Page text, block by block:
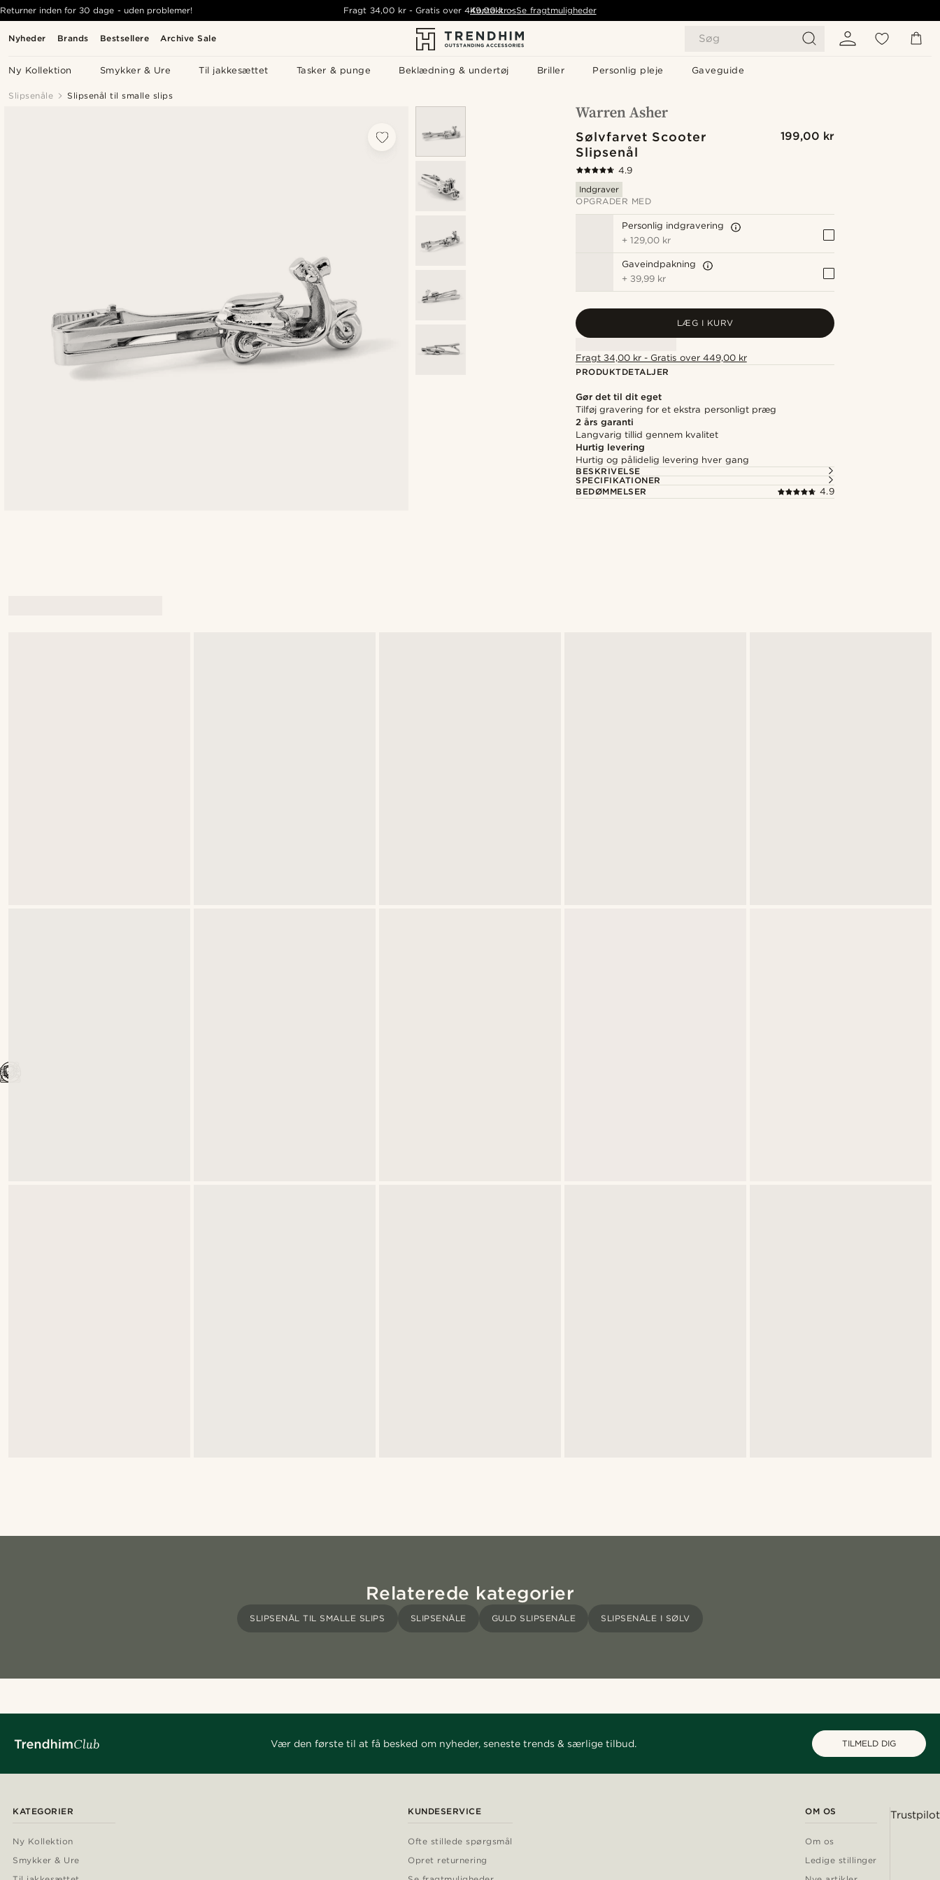
Nyheder Brands Bestsellere Archive Sale Søg
Ny Kollektion Smykker & Ure Til jakkesættet Tasker & punge Beklædning & undertøj Briller Personlig pleje Gaveguide
Returner inden for 30 dage - uden problemer! Fragt 34,00 kr- Gratis over 449,00 kr - Se fragtmuligheder
Kontakt os
Slipsenåle Slipsenål til smalle slips
Sølvfarvet Scooter
Slipsenål
199,00 kr
4.9
Indgraver
OPGRADER MED
Personlig indgravering
+129,00 kr
Gaveindpakning
+ 39,99 kr
LÆG I KURV
Fragt 34,00 kr - Gratis over 449,00 kr
PRODUKTDETALJER
Gør det til dit eget
Tilføj gravering for et ekstra personligt præg
2 års garanti
Langvarig tillid gennem kvalitet
Hurtig levering
Hurtig og pålidelig levering hver gang
BESKRIVELSE
SPECIFIKATIONER
BEDØMMELSER
4.9
Relaterede kategorier
SLIPSENÅL TIL SMALLE SLIPS SLIPSENÅLE GULD SLIPSENÅLE SLIPSENÅLE I SØLV
Vær den første til at få besked om nyheder, seneste trends & særlige tilbud. TILMELD DIG
KATEGORIER
Ny Kollektion
Smykker & Ure
KUNDESERVICE
Ofte stillede spørgsmål
Opret returnering
OM OS
Om os
Ledige stillinger
Trustpilot